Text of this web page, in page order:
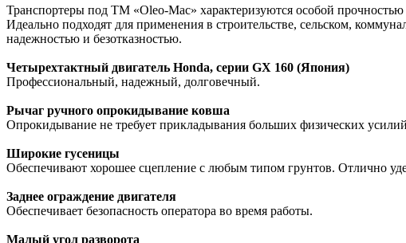
Транспортеры под ТМ «Oleo-Mac» характеризуются особой
Идеально подходят для применения в строительстве, сельском,
надежностью и безотказностью.
Четырехтактный двигатель Honda, серии GX 160 (Япония)
Профессиональный, надежный, долговечный.
Рычаг ручного опрокидывание ковша
Опрокидывание не требует прикладывания больших физических
Широкие гусеницы
Обеспечивают хорошее сцепление с любым типом грунтов. Отлично
Заднее ограждение двигателя
Обеспечивает безопасность оператора во время работы.
Малый угол разворота